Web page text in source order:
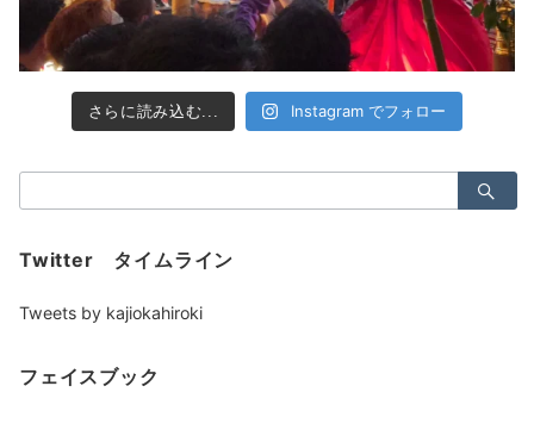
さらに読み込む... Instagram でフォロー
索：
Twitter タイムライン
Tweets by kajiokahiroki
フェイスブック